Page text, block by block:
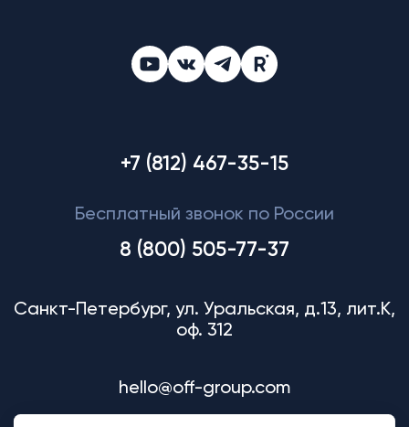
+7 (812) 467-35-15
Бесплатный звонок по России
8 (800) 505-77-37
Санкт-Петербург, ул. Уральская, д.13, лит.К,
оф. 312
hello@off-group.com